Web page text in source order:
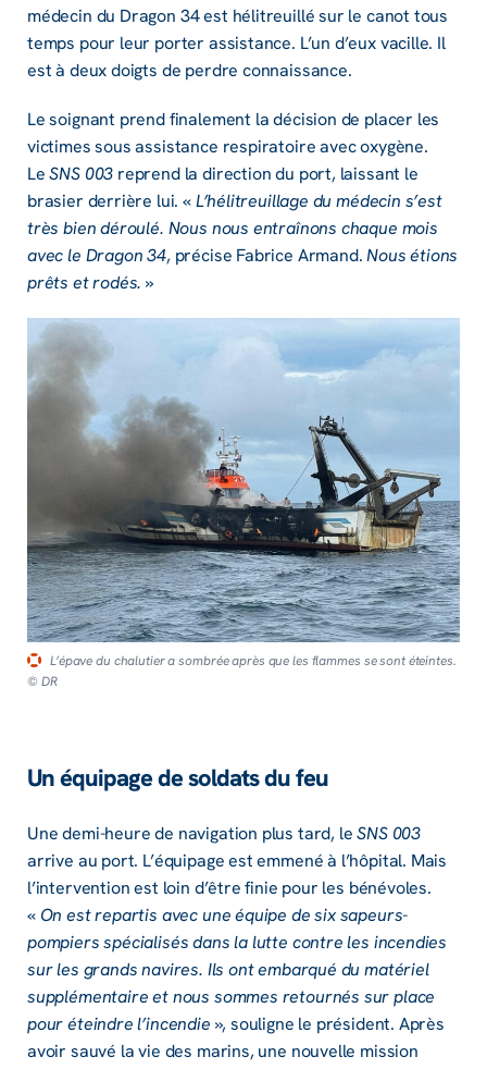
médecin du Dragon 34 est hélitreuillé sur le canot tous
temps pour leur porter assistance. L’un d’eux vacille. Il
est à deux doigts de perdre connaissance.
Le soignant prend finalement la décision de placer les
victimes sous assistance respiratoire avec oxygène.
LeSNS 003 reprend la direction du port, laissant le
brasier derrière lui. « L’hélitreuillage du médecin s’est
très bien déroulé. Nous nous entraînons chaque mois
avec le Dragon 34, précise Fabrice Armand. Nous étions
prêts et rodés. »
L’épave du chalutier a sombrée après que les flammes se sont éteintes.
© DR
Un équipage de soldats du feu
Une demi-heure de navigation plus tard, leSNS 003
arrive au port. L’équipage est emmené à l’hôpital. Mais
l’intervention est loin d’être finie pour les bénévoles.
« On est repartis avec une équipe de six sapeurs-
pompiers spécialisés dans la lutte contre les incendies
sur les grands navires. Ils ont embarqué du matériel
supplémentaire et nous sommes retournés sur place
pour éteindre l’incendie », souligne le président. Après
avoir sauvé la vie des marins, une nouvelle mission